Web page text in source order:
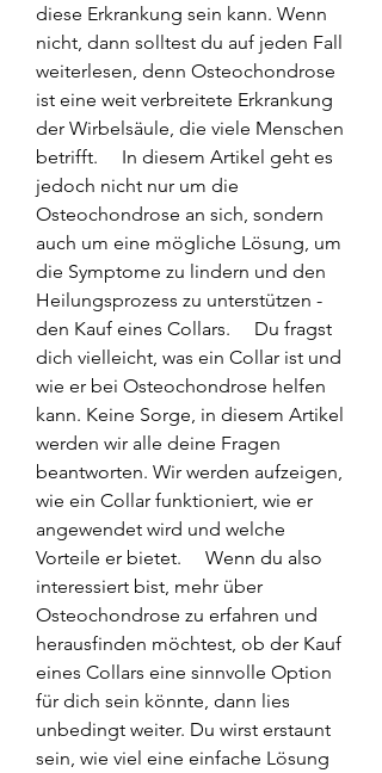
diese Erkrankung sein kann. Wenn
nicht, dann solltest du auf jeden Fall
weiterlesen, denn Osteochondrose
ist eine weit verbreitete Erkrankung
der Wirbelsäule, die viele Menschen
betrifft.     In diesem Artikel geht es
jedoch nicht nur um die
Osteochondrose an sich, sondern
auch um eine mögliche Lösung, um
die Symptome zu lindern und den
Heilungsprozess zu unterstützen -
den Kauf eines Collars.     Du fragst
dich vielleicht, was ein Collar ist und
wie er bei Osteochondrose helfen
kann. Keine Sorge, in diesem Artikel
werden wir alle deine Fragen
beantworten. Wir werden aufzeigen,
wie ein Collar funktioniert, wie er
angewendet wird und welche
Vorteile er bietet.     Wenn du also
interessiert bist, mehr über
Osteochondrose zu erfahren und
herausfinden möchtest, ob der Kauf
eines Collars eine sinnvolle Option
für dich sein könnte, dann lies
unbedingt weiter. Du wirst erstaunt
sein, wie viel eine einfache Lösung